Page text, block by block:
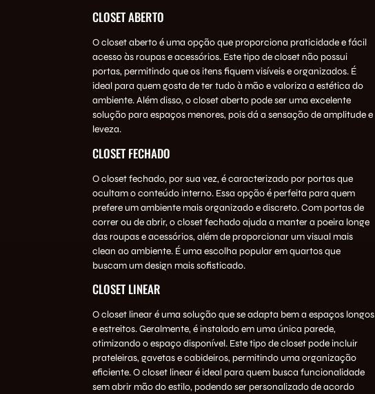
CLOSET ABERTO
O closet aberto é uma opção que proporciona praticidade e fácil
acesso às roupas e acessórios. Este tipo de closet não possui
portas, permitindo que os itens fiquem visíveis e organizados. É
ideal para quem gosta de ter tudo à mão e valoriza a estética do
ambiente. Além disso, o closet aberto pode ser uma excelente
solução para espaços menores, pois dá a sensação de amplitude e
leveza.
CLOSET FECHADO
O closet fechado, por sua vez, é caracterizado por portas que
ocultam o conteúdo interno. Essa opção é perfeita para quem
prefere um ambiente mais organizado e discreto. Com portas de
correr ou de abrir, o closet fechado ajuda a manter a poeira longe
das roupas e acessórios, além de proporcionar um visual mais
clean ao ambiente. É uma escolha popular em quartos que
buscam um design mais sofisticado.
CLOSET LINEAR
O closet linear é uma solução que se adapta bem a espaços longos
e estreitos. Geralmente, é instalado em uma única parede,
otimizando o espaço disponível. Este tipo de closet pode incluir
prateleiras, gavetas e cabideiros, permitindo uma organização
eficiente. O closet linear é ideal para quem busca funcionalidade
sem abrir mão do estilo, podendo ser personalizado de acordo